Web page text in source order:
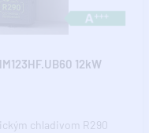
12kW
chladivom R290